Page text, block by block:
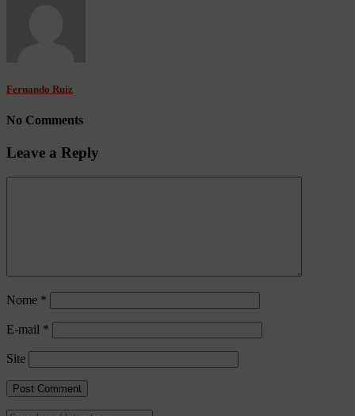
Fernando Ruiz
No Comments
Leave a Reply
Nome *
E-mail *
Site